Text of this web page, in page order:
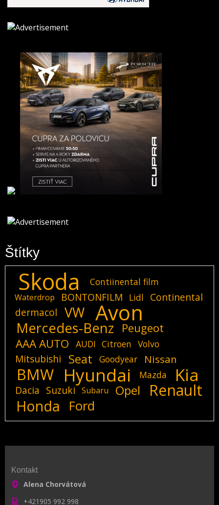
Štítky
Skoda Contiinental film
Waterdrop BONTONFILM Lidl
Continental
dermacol
VW Avon
Mercedes-Benz
Peugeot
AAA AUTO
AUDI Citroen Volvo
Mitsubishi Seat Goodyear Nissan
BMW Hyundai Mazda Kia
Dacia Suzuki Subaru Opel Renault
Honda Ford
Kontakt
Alena Chorvátová
+421905 992 998